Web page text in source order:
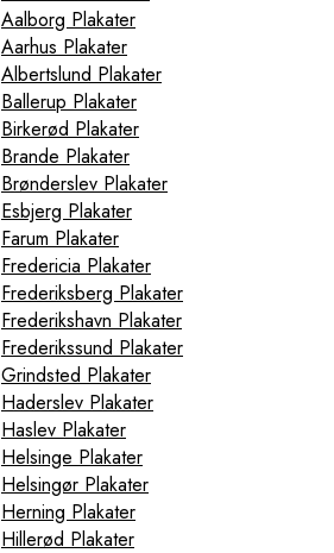
Aalborg Plakater
Aarhus Plakater
Albertslund Plakater
Ballerup Plakater
Birkerød Plakater
Brande Plakater
Brønderslev Plakater
Esbjerg Plakater
Farum Plakater
Fredericia Plakater
Frederiksberg Plakater
Frederikshavn Plakater
Frederikssund Plakater
Grindsted Plakater
Haderslev Plakater
Haslev Plakater
Helsinge Plakater
Helsingør Plakater
Herning Plakater
Hillerød Plakater